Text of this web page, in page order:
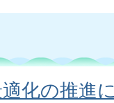
化の推進